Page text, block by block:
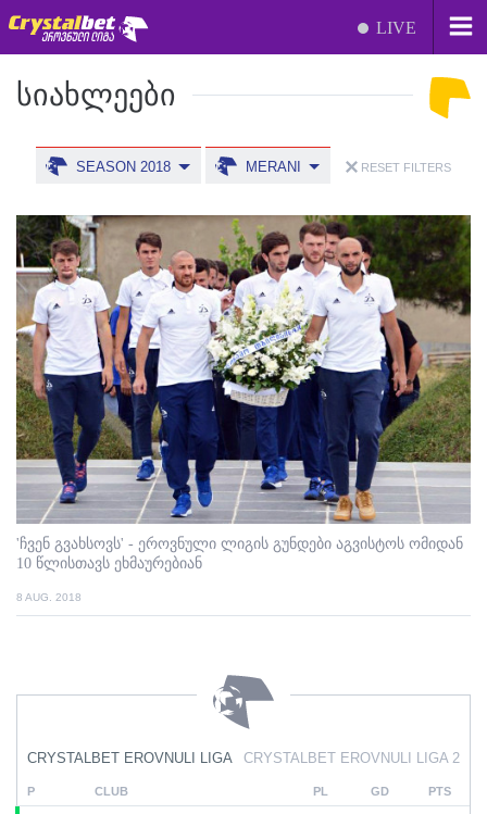
LIVE
CRYSTALBET EROVNULI LIGA CRYSTALBET EROVNULI LIGA 2
P CLUB PL GD PTS
ᲡᲘᲐᲮᲚᲔᲔᲑᲘ
SEASON 2018 MERANI RESET FILTERS
'ჩვენ გვახსოვს' - ეროვნული ლიგის გუნდები აგვისტოს ომიდან
10 წლისთავს ეხმაურებიან
8 AUG. 2018